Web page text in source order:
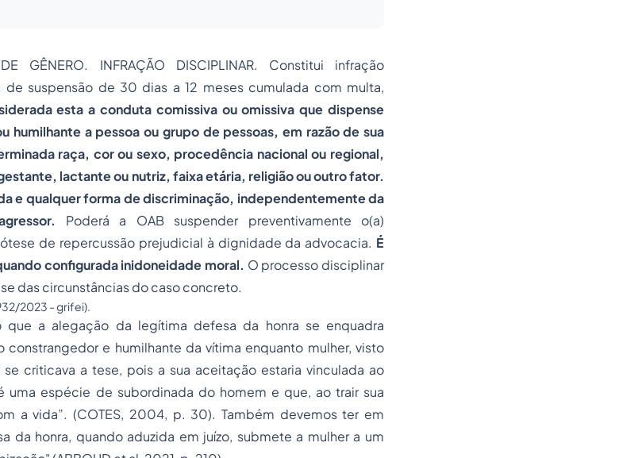
GÊNERO. INFRAÇÃO DISCIPLINAR. Constitui infração
de suspensão de 30 dias a 12 meses cumulada com multa,
esta a conduta comissiva ou omissiva que dispense
humilhante a pessoa ou grupo de pessoas, em razão de sua
raça, cor ou sexo, procedência nacional ou regional,
lactante ou nutriz, faixa etária, religião ou outro fator.
e qualquer forma de discriminação, independentemente da
Poderá a OAB suspender preventivamente o(a)
de repercussão prejudicial à dignidade da advocacia. É
configurada inidoneidade moral. O processo disciplinar
das circunstâncias do caso concreto.
2023 - grifei).
que a alegação da legítima defesa da honra se enquadra
e humilhante da vítima enquanto mulher, visto
se criticava a tese, pois a sua aceitação estaria vinculada ao
uma espécie de subordinada do homem e que, ao trair sua
a vida”. (COTES, 2004, p. 30). Também devemos ter em
da honra, quando aduzida em juízo, submete a mulher a um